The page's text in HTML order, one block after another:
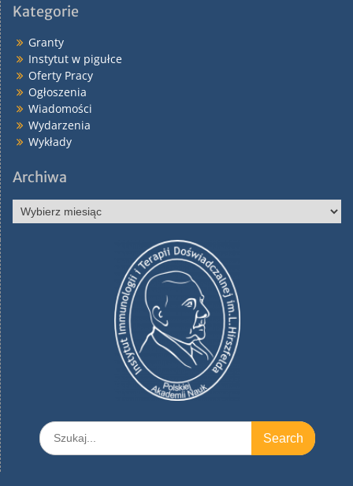
Kategorie
Granty
Instytut w pigułce
Oferty Pracy
Ogłoszenia
Wiadomości
Wydarzenia
Wykłady
Archiwa
Archiwa
Search
for: